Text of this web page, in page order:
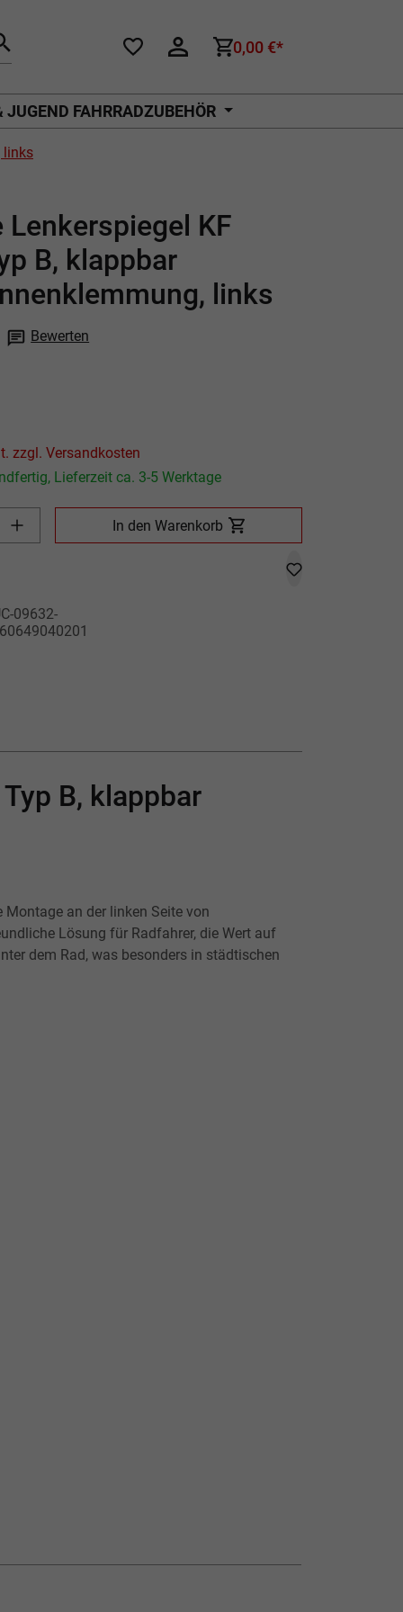
0,00 €*
JUGEND FAHRRADZUBEHÖR
links
Lenkerspiegel KF
B, klappbar
links
Bewerten
Preis inkl. MwSt. zzgl. Versandkosten
Lieferzeit ca. 3-5 Werktage
Produkt Anzahl: Gib den gewünschten Wert ein oder benutze
In den Warenkorb
09632-
B, klappbar
an der linken Seite von
Lösung für Radfahrer, die Wert auf
dem Rad, was besonders in städtischen